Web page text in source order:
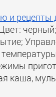
и
каша,